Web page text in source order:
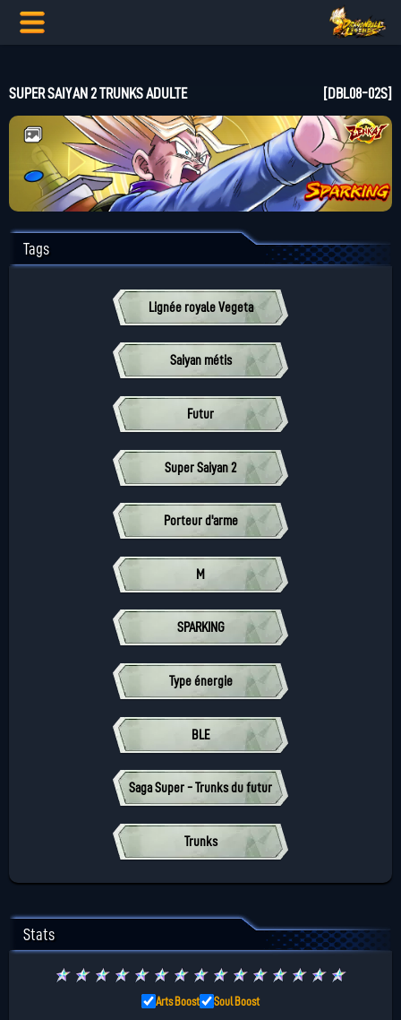
SUPER SAIYAN 2 TRUNKS ADULTE [DBL08-02S]
Tags
Lignée royale Vegeta
Saiyan métis
Futur
Super Saiyan 2
Porteur d'arme
M
SPARKING
Type énergie
BLE
Saga Super - Trunks du futur
Trunks
Stats
★ ★ ★ ★ ★ ★ ★ ★ ★ ★ ★ ★ ★ ★ ★
Arts Boost Soul Boost